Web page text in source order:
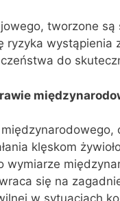
tworzone
ryzyka
do
klęskom
wymiarze
się na
w sytuacjach